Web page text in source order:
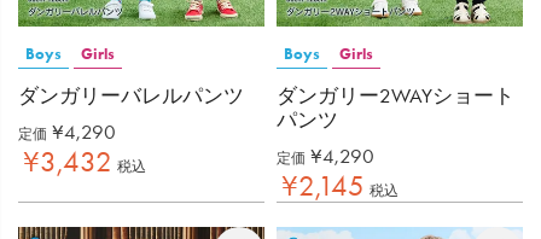
Boys Girls
ダンガリーバレルパンツ
定価 ¥4,290
¥3,432 税込
Boys Girls
ダンガリー2WAYショート
パンツ
定価 ¥4,290
¥2,145 税込